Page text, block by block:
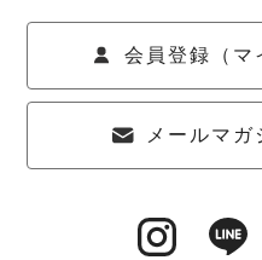
会員登録（マ
メールマガ